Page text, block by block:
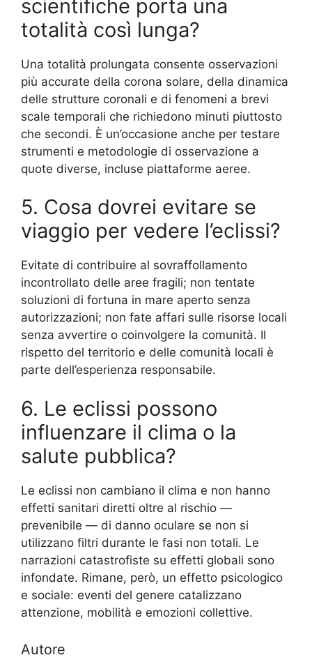
scientifiche porta una
totalità così lunga?
Una totalità prolungata consente osservazioni
più accurate della corona solare, della dinamica
delle strutture coronali e di fenomeni a brevi
scale temporali che richiedono minuti piuttosto
che secondi. È un’occasione anche per testare
strumenti e metodologie di osservazione a
quote diverse, incluse piattaforme aeree.
5. Cosa dovrei evitare se
viaggio per vedere l’eclissi?
Evitate di contribuire al sovraffollamento
incontrollato delle aree fragili; non tentate
soluzioni di fortuna in mare aperto senza
autorizzazioni; non fate affari sulle risorse locali
senza avvertire o coinvolgere la comunità. Il
rispetto del territorio e delle comunità locali è
parte dell’esperienza responsabile.
6. Le eclissi possono
influenzare il clima o la
salute pubblica?
Le eclissi non cambiano il clima e non hanno
effetti sanitari diretti oltre al rischio —
prevenibile — di danno oculare se non si
utilizzano filtri durante le fasi non totali. Le
narrazioni catastrofiste su effetti globali sono
infondate. Rimane, però, un effetto psicologico
e sociale: eventi del genere catalizzano
attenzione, mobilità e emozioni collettive.
Autore